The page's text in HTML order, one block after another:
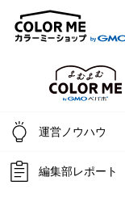
運営ノウハウ
編集部レポート